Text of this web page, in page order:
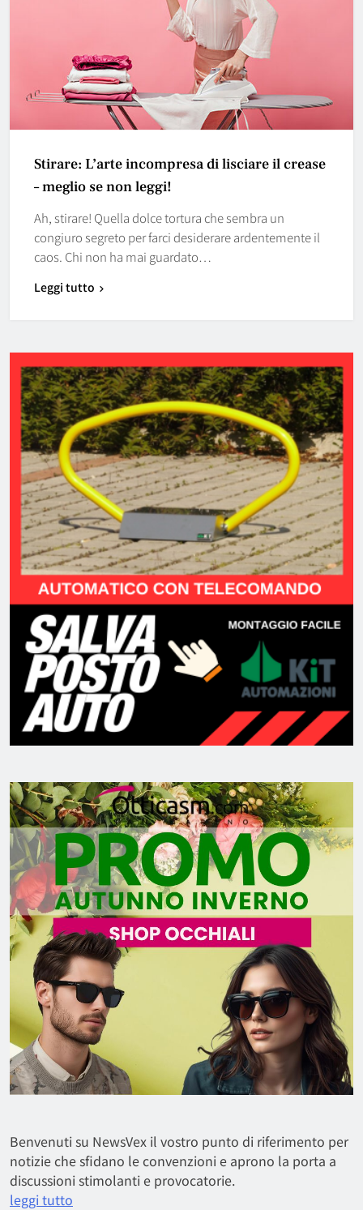
Stirare: L’arte incompresa di lisciare il crease
– meglio se non leggi!
Ah, stirare! Quella dolce tortura che sembra un
congiuro segreto per farci desiderare ardentemente il
caos. Chi non ha mai guardato…
Leggi tutto
Benvenuti su NewsVex il vostro punto di riferimento per
notizie che sfidano le convenzioni e aprono la porta a
discussioni stimolanti e provocatorie.
leggi tutto